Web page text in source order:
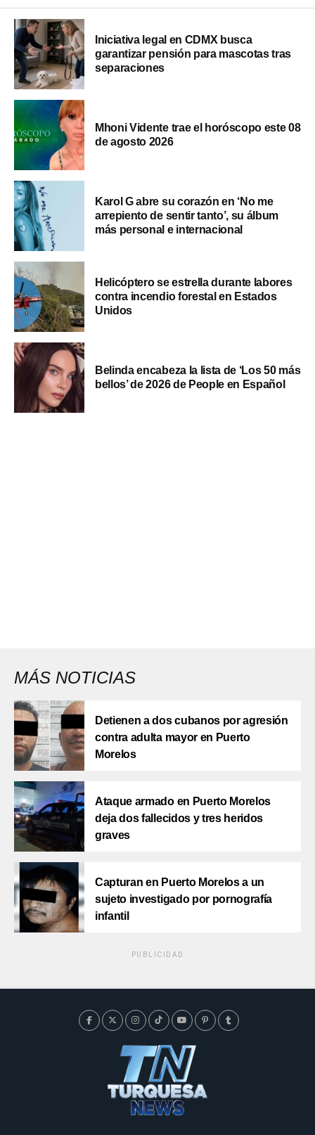
Iniciativa legal en CDMX busca
garantizar pensión para mascotas tras
separaciones
Mhoni Vidente trae el horóscopo este 08
de agosto 2026
Karol G abre su corazón en ‘No me
arrepiento de sentir tanto’, su álbum
más personal e internacional
Helicóptero se estrella durante labores
contra incendio forestal en Estados
Unidos
Belinda encabeza la lista de ‘Los 50 más
bellos’ de 2026 de People en Español
MÁS NOTICIAS
Detienen a dos cubanos por agresión
contra adulta mayor en Puerto
Morelos
Ataque armado en Puerto Morelos
deja dos fallecidos y tres heridos
graves
Capturan en Puerto Morelos a un
sujeto investigado por pornografía
infantil
PUBLICIDAD